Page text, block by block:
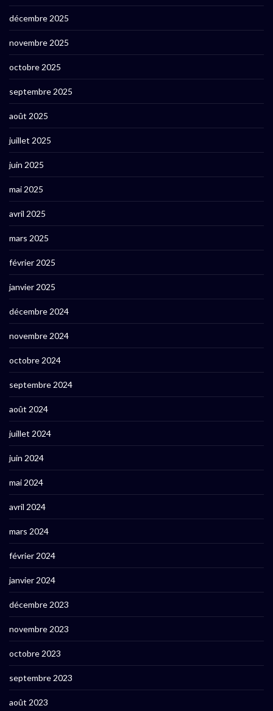
décembre 2025
novembre 2025
octobre 2025
septembre 2025
août 2025
juillet 2025
juin 2025
mai 2025
avril 2025
mars 2025
février 2025
janvier 2025
décembre 2024
novembre 2024
octobre 2024
septembre 2024
août 2024
juillet 2024
juin 2024
mai 2024
avril 2024
mars 2024
février 2024
janvier 2024
décembre 2023
novembre 2023
octobre 2023
septembre 2023
août 2023